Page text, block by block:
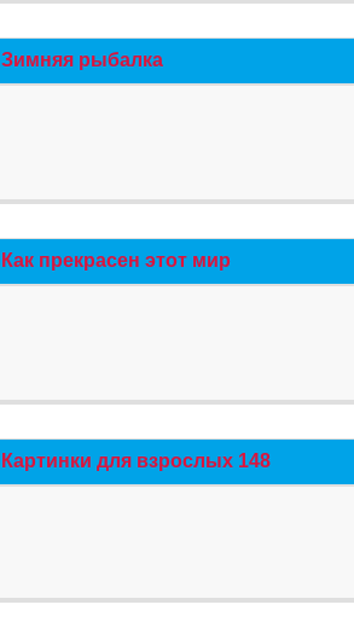
Зимняя рыбалка
Как прекрасен этот мир
Картинки для взрослых 148